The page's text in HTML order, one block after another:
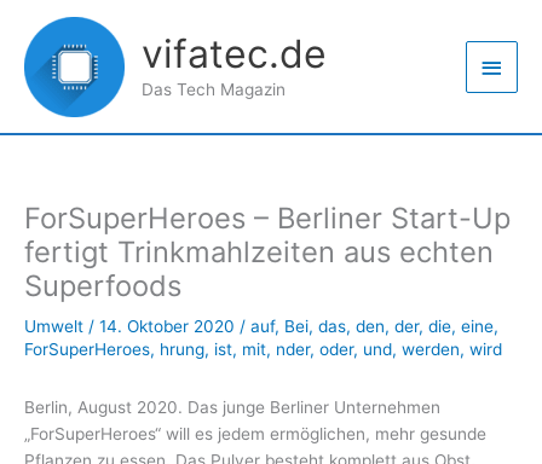
Inhalt
springen
vifatec.de
Das Tech Magazin
ForSuperHeroes – Berliner Start-Up
fertigt Trinkmahlzeiten aus echten
Superfoods
Umwelt / 14. Oktober 2020 / auf, Bei, das, den, der, die, eine,
ForSuperHeroes, hrung, ist, mit, nder, oder, und, werden, wird
Berlin, August 2020. Das junge Berliner Unternehmen
„ForSuperHeroes“ will es jedem ermöglichen, mehr gesunde